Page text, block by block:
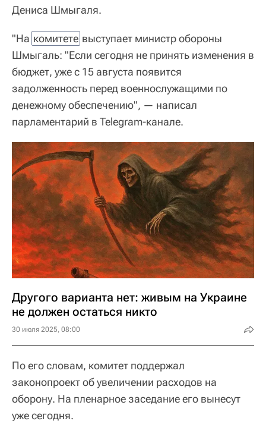
Дениса Шмыгаля.
"На комитете выступает министр обороны
Шмыгаль: "Если сегодня не принять изменения в
бюджет, уже с 15 августа появится
задолженность перед военнослужащими по
денежному обеспечению", — написал
парламентарий в Telegram-канале.
Другого варианта нет: живым на Украине
не должен остаться никто
30 июля 2025, 08:00
По его словам, комитет поддержал
законопроект об увеличении расходов на
оборону. На пленарное заседание его вынесут
уже сегодня.